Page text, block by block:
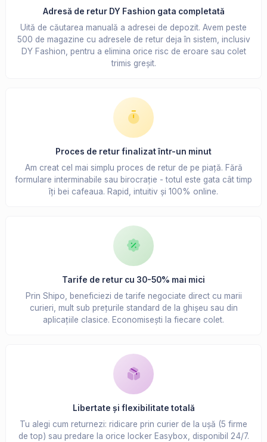
Adresă de retur DY Fashion gata completată
Uită de căutarea manuală a adresei de depozit. Avem peste
500 de magazine cu adresele de retur deja în sistem, inclusiv
DY Fashion, pentru a elimina orice risc de eroare sau colet
trimis greșit.
Proces de retur finalizat într-un minut
Am creat cel mai simplu proces de retur de pe piață. Fără
formulare interminabile sau birocrație - totul este gata cât timp
îți bei cafeaua. Rapid, intuitiv și 100% online.
Tarife de retur cu 30-50% mai mici
Prin Shipo, beneficiezi de tarife negociate direct cu marii
curieri, mult sub prețurile standard de la ghișeu sau din
aplicațiile clasice. Economisești la fiecare colet.
Libertate și flexibilitate totală
Tu alegi cum returnezi: ridicare prin curier de la ușă (5 firme
de top) sau predare la orice locker Easybox, disponibil 24/7.